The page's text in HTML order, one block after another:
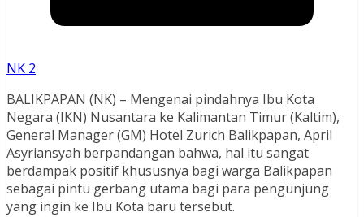
NK 2
BALIKPAPAN (NK) – Mengenai pindahnya Ibu Kota
Negara (IKN) Nusantara ke Kalimantan Timur (Kaltim),
General Manager (GM) Hotel Zurich Balikpapan, April
Asyriansyah berpandangan bahwa, hal itu sangat
berdampak positif khususnya bagi warga Balikpapan
sebagai pintu gerbang utama bagi para pengunjung
yang ingin ke Ibu Kota baru tersebut.